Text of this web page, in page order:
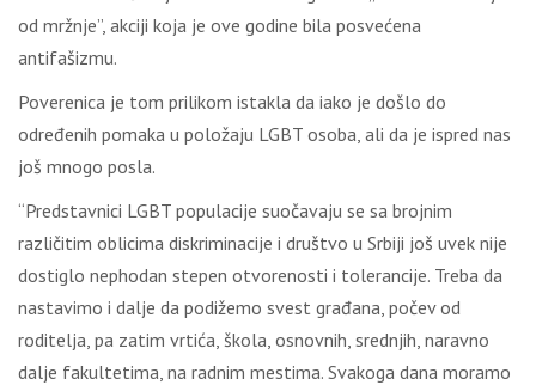
od mržnje”, akciji koja je ove godine bila posvećena
antifašizmu.
Poverenica je tom prilikom istakla da iako je došlo do
određenih pomaka u položaju LGBT osoba, ali da je ispred nas
još mnogo posla.
“Predstavnici LGBT populacije suočavaju se sa brojnim
različitim oblicima diskriminacije i društvo u Srbiji još uvek nije
dostiglo nephodan stepen otvorenosti i tolerancije. Treba da
nastavimo i dalje da podižemo svest građana, počev od
roditelja, pa zatim vrtića, škola, osnovnih, srednjih, naravno
dalje fakultetima, na radnim mestima. Svakoga dana moramo